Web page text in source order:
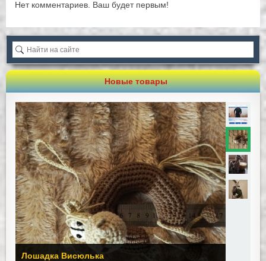
Нет комментариев. Ваш будет первым!
Новые товары
Лошадка Висюлька